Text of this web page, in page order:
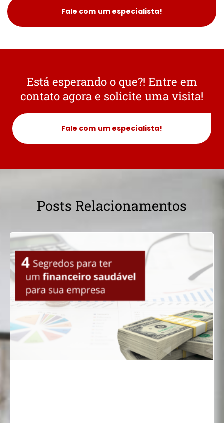
Fale com um especialista!
Está esperando o que?! Entre em
contato agora e solicite uma visita!
Fale com um especialista!
Posts Relacionamentos